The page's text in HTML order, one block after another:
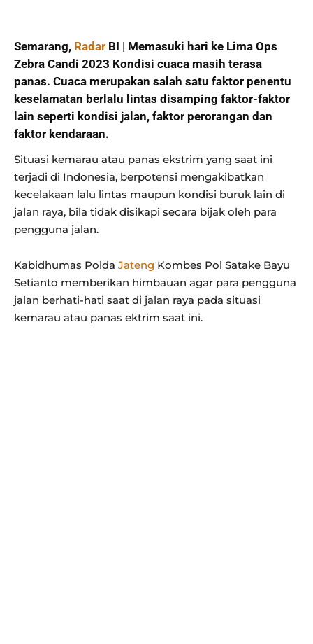
Semarang, Radar BI | Memasuki hari ke Lima Ops
Zebra Candi 2023 Kondisi cuaca masih terasa
panas. Cuaca merupakan salah satu faktor penentu
keselamatan berlalu lintas disamping faktor-faktor
lain seperti kondisi jalan, faktor perorangan dan
faktor kendaraan.
Situasi kemarau atau panas ekstrim yang saat ini
terjadi di Indonesia, berpotensi mengakibatkan
kecelakaan lalu lintas maupun kondisi buruk lain di
jalan raya, bila tidak disikapi secara bijak oleh para
pengguna jalan.
Kabidhumas Polda Jateng Kombes Pol Satake Bayu
Setianto memberikan himbauan agar para pengguna
jalan berhati-hati saat di jalan raya pada situasi
kemarau atau panas ektrim saat ini.